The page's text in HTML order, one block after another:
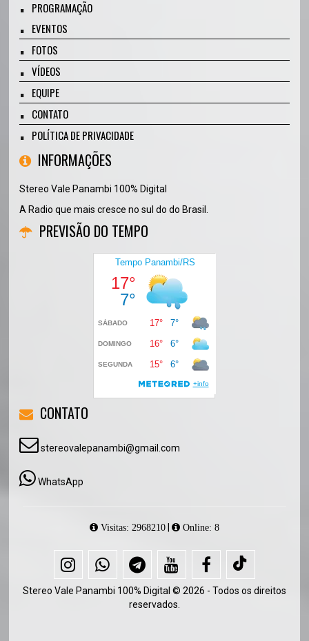
PROGRAMAÇÃO
EVENTOS
FOTOS
VÍDEOS
EQUIPE
CONTATO
POLÍTICA DE PRIVACIDADE
INFORMAÇÕES
Stereo Vale Panambi 100% Digital
A Radio que mais cresce no sul do do Brasil.
PREVISÃO DO TEMPO
CONTATO
stereovalepanambi@gmail.com
WhatsApp
Visitas: 2968210| Online: 8
Stereo Vale Panambi 100% Digital © 2026 - Todos os direitos
reservados.